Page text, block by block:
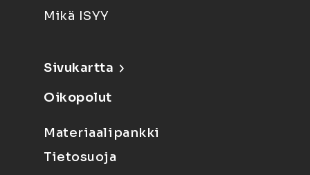
Mikä ISYY
Sivukartta
Oikopolut
Materiaalipankki
Tietosuoja